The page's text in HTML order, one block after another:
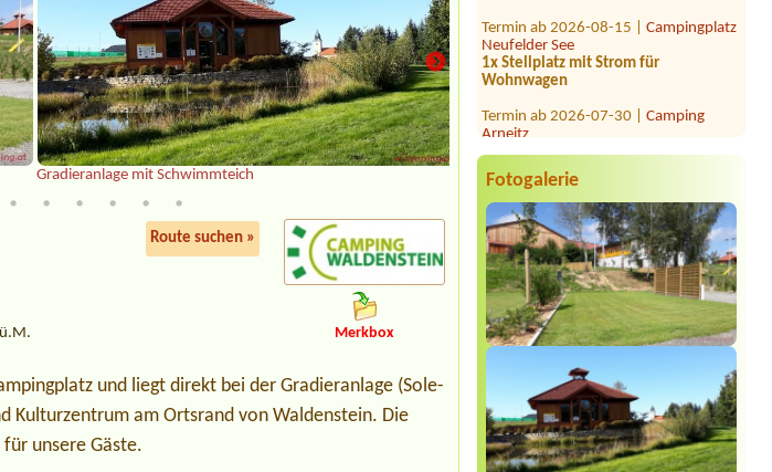
Neufelder See
1x Stellplatz mit Strom für
Wohnwagen
Termin ab 2026-07-30 |
Arneitz
Grabner GmbH
Bungalow 1 pers
Termin ab 2026-08-07 |Campingplatz
am Halbach
1x Platz für ein Zelt mit 2 Personen
Termin ab 2026-09-11 |Camping
Schloss Burgau
Bungalow- 4 Personen
Termin ab 2026-07-24 |
Heiterwanger See
Termin ab 2026-08-01 |Camping
Ötztal Längenfeld
1x Stellplatz für WOMO (7,5m) 2 Erw.
2 Jug. (16 J.) 1 Kind, 1 Hund,
Fotogalerie
Gradieranlage mit Schwimmteich Mohnblüte im Waldviertel
Route suchen »
Merkbox
und liegt direkt bei der Gradieranlage (Sole-
Kulturzentrum am Ortsrand von Waldenstein. Die
unsere Gäste.